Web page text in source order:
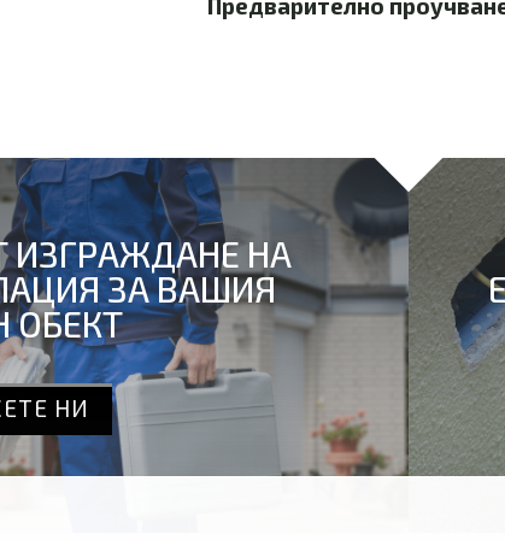
ИЗГРАЖДАНЕ НА
ЗА ВАШИЯ
ОБЕКТ
НИ